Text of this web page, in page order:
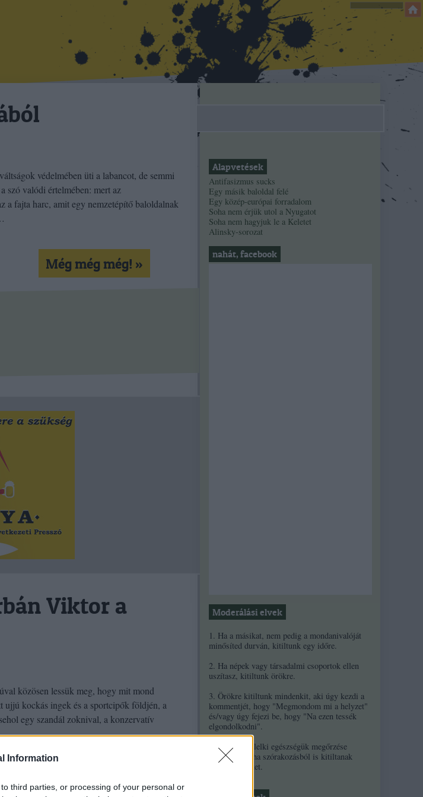
Information
third parties, or processing of your personal or
védelmében üti a labancot, de semmi
szó valódi értelmében: mert az
a fajta harc, amit egy nemzetépítő baloldalnak
Még még még! »
Viktor a
közösen lessük meg, hogy mit mond
kockás ingek és a sportcipők földjén, a
egy szandál zoknival, a konzervatív
Alapvetések
Antifasizmus sucks
Egy másik baloldal felé
Egy közép-európai forradalom
Soha nem érjük utol a Nyugatot
Soha nem hagyjuk le a Keletet
Alinsky-sorozat
nahát, facebook
Moderálási elvek
1. Ha a másikat, nem pedig a mondanivalóját
minősíted durván, kitiltunk egy időre.
2. Ha népek vagy társadalmi csoportok ellen
uszítasz, kitiltunk örökre.
3. Örökre kitiltunk mindenkit, aki úgy kezdi a
kommentjét, hogy "Megmondom mi a helyzet"
és/vagy úgy fejezi be, hogy "Na ezen tessék
elgondolkodni".
4. A szerzők lelki egészségük megőrzése
érdekében néha szórakozásból is kitiltanak
kommentelőket.